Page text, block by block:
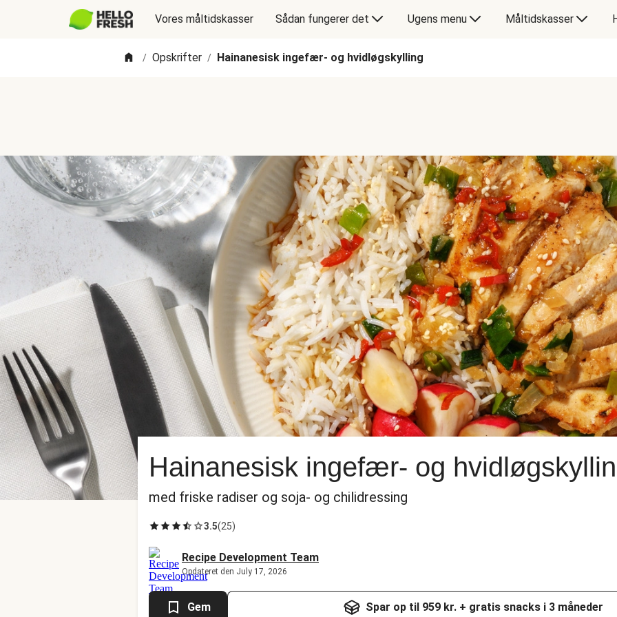
Vores måltidskasser Sådan fungerer det Ugens menu Måltidskasser
/ Opskrifter / Hainanesisk ingefær- og hvidløgskylling
Hainanesisk ingefær- og
med friske radiser og soja- og chilidressing
3.5(25)
Recipe Development Team
Opdateret den July 17, 2026
Gem Spar op til 959 kr. + gratis snacks i 3 måneder